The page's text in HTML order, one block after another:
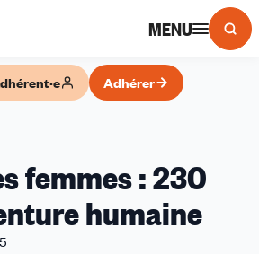
MENU
Adhérer
femmes : 230
humaine